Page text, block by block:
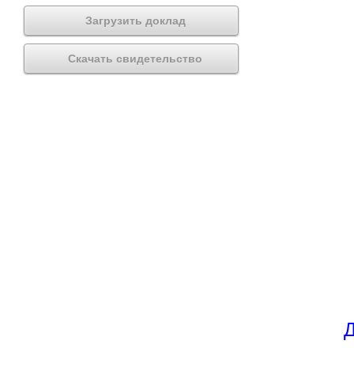
Загрузить доклад
Скачать свидетельство